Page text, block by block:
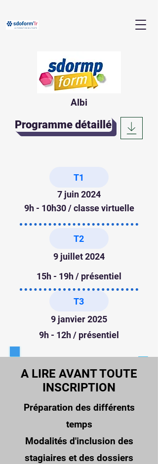
Albi
Programme détaillé
T1
7 juin 2024
9h - 10h30 / classe virtuelle
T2
9 juillet 2024
15h - 19h / présentiel
T3
9 janvier 2025
9h - 12h / présentiel
A LIRE AVANT TOUTE
INSCRIPTION
Préparation des différents
temps
Modalités d'inclusion des
stagiaires et des dossiers